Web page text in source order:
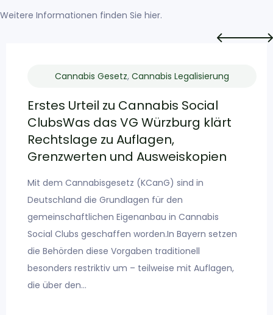
Weitere Informationen finden Sie hier.
Cannabis Gesetz, Cannabis Legalisierung
Erstes Urteil zu Cannabis Social
ClubsWas das VG Würzburg klärt
Rechtslage zu Auflagen,
Grenzwerten und Ausweiskopien
Mit dem Cannabisgesetz (KCanG) sind in
Deutschland die Grundlagen für den
gemeinschaftlichen Eigenanbau in Cannabis
Social Clubs geschaffen worden.In Bayern setzen
die Behörden diese Vorgaben traditionell
besonders restriktiv um – teilweise mit Auflagen,
die über den…